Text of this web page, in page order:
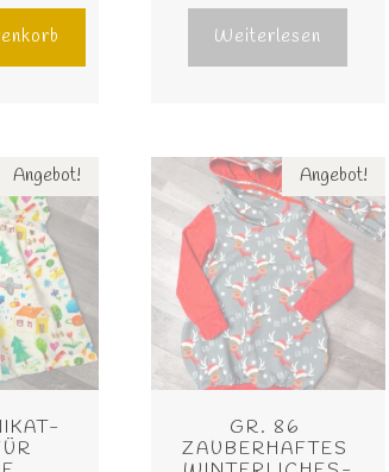
Weiterlesen
Angebot! Angebot!
GR. 86
ZAUBERHAFTES